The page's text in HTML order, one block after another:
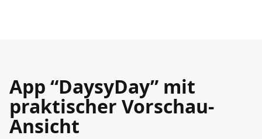
App “DaysyDay” mit
praktischer Vorschau-
Ansicht